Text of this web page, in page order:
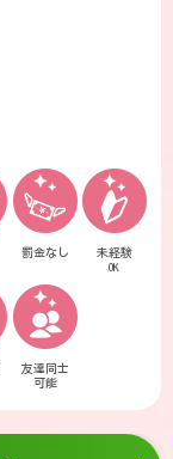
罰金なし
未経験
OK
友達同士
可能